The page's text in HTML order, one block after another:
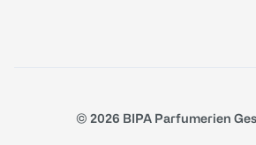
© 2026 BIPA Parfumerien